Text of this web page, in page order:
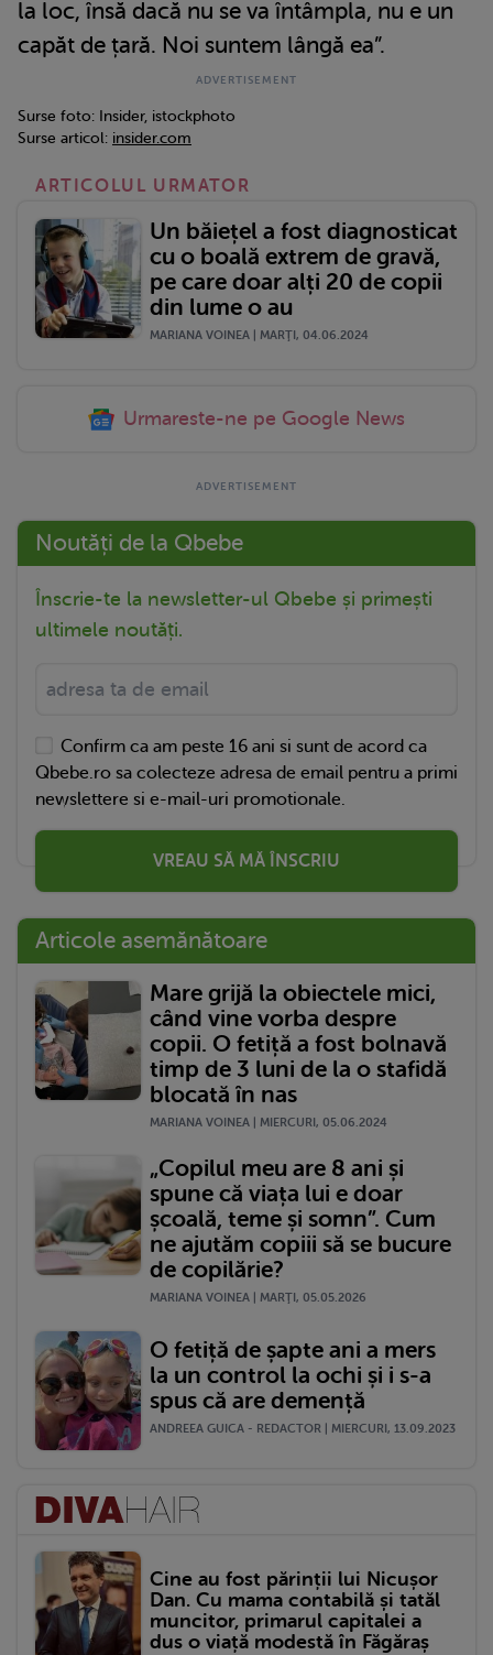
la loc, însă dacă nu se va întâmpla, nu e un
capăt de țară. Noi suntem lângă ea”.
Surse foto: Insider, istockphoto
Surse articol: insider.com
ARTICOLUL URMATOR
Un băiețel a fost diagnosticat
cu o boală extrem de gravă,
pe care doar alți 20 de copii
din lume o au
MARIANA VOINEA | MARŢI, 04.06.2024
Urmareste-ne pe Google News
Noutăți de la Qbebe
Înscrie-te la newsletter-ul Qbebe și primești
ultimele noutăți.
Confirm ca am peste 16 ani si sunt de acord ca
Qbebe.ro sa colecteze adresa de email pentru a primi
newslettere si e-mail-uri promotionale.
VREAU SĂ MĂ ÎNSCRIU
Articole asemănătoare
Mare grijă la obiectele mici,
când vine vorba despre
copii. O fetiță a fost bolnavă
timp de 3 luni de la o stafidă
blocată în nas
MARIANA VOINEA | MIERCURI, 05.06.2024
„Copilul meu are 8 ani și
spune că viața lui e doar
școală, teme și somn”. Cum
ne ajutăm copiii să se bucure
de copilărie?
MARIANA VOINEA | MARŢI, 05.05.2026
O fetiță de șapte ani a mers
la un control la ochi și i s-a
spus că are demență
ANDREEA GUICA - REDACTOR | MIERCURI, 13.09.2023
Cine au fost părinții lui Nicușor
Dan. Cu mama contabilă și tatăl
muncitor, primarul capitalei a
dus o viață modestă în Făgăraș